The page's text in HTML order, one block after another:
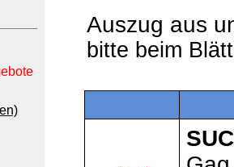
Auszug aus
bitte beim